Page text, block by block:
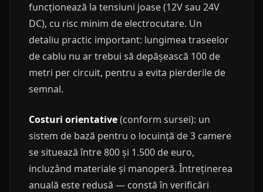
funcționează la tensiuni joase (12V sau 24V
DC), cu risc minim de electrocutare. Un
detaliu practic important: lungimea traseelor
de cablu nu ar trebui să depășească 100 de
metri per circuit, pentru a evita pierderile de
semnal.
Costuri orientative(conform sursei): un
sistem de bază pentru o locuință de 3 camere
se situează între 800 și 1.500 de euro,
incluzând materiale și manoperă. Întreținerea
anuală este redusă — constă în verificări